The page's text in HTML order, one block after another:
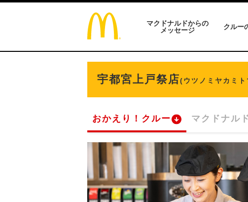
マクドナルドからの
メッセージ
クルー
宇都宮上戸祭店(ウツノミヤカミト
おかえり！クルー マクドナル